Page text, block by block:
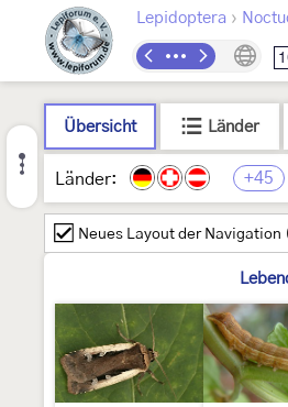
Lepidoptera ›
Übersicht Länder
Länder: +45
Neues Layout der Navigation